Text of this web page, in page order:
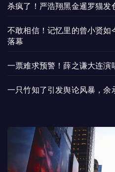
杀疯了！严浩翔黑金暹罗猫发
不敢相信！记忆里的曾小贤如
落幕
一票难求预警！薛之谦大连演
一只竹知了引发舆论风暴，余